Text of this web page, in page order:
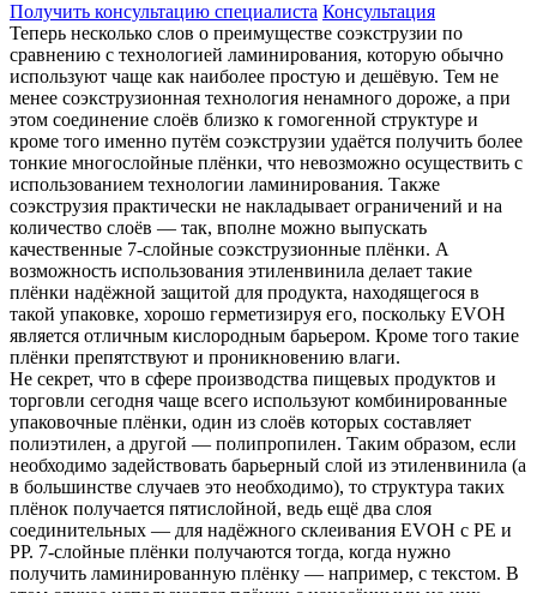
Получить консультацию специалиста Консультация
Теперь несколько слов о преимуществе соэкструзии по
сравнению с технологией ламинирования, которую обычно
используют чаще как наиболее простую и дешёвую. Тем не
менее соэкструзионная технология ненамного дороже, а при
этом соединение слоёв близко к гомогенной структуре и
кроме того именно путём соэкструзии удаётся получить более
тонкие многослойные плёнки, что невозможно осуществить с
использованием технологии ламинирования. Также
соэкструзия практически не накладывает ограничений и на
количество слоёв — так, вполне можно выпускать
качественные 7-слойные соэкструзионные плёнки. А
возможность использования этиленвинила делает такие
плёнки надёжной защитой для продукта, находящегося в
такой упаковке, хорошо герметизируя его, поскольку EVOH
является отличным кислородным барьером. Кроме того такие
плёнки препятствуют и проникновению влаги.
Не секрет, что в сфере производства пищевых продуктов и
торговли сегодня чаще всего используют комбинированные
упаковочные плёнки, один из слоёв которых составляет
полиэтилен, а другой — полипропилен. Таким образом, если
необходимо задействовать барьерный слой из этиленвинила (а
в большинстве случаев это необходимо), то структура таких
плёнок получается пятислойной, ведь ещё два слоя
соединительных — для надёжного склеивания EVOH с PE и
PP. 7-слойные плёнки получаются тогда, когда нужно
получить ламинированную плёнку — например, с текстом. В